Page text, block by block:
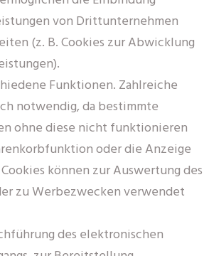
von Drittunternehmen
(z. B. Cookies zur Abwicklung
Funktionen. Zahlreiche
notwendig, da bestimmte
ohne diese nicht funktionieren
oder die Anzeige
können zur Auswertung des
zu Werbezwecken verwendet
des elektronischen